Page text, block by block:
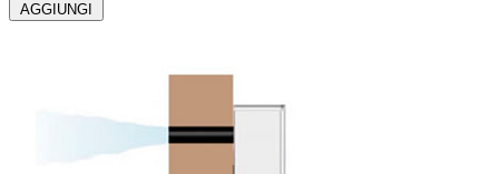
AGGIUNGI